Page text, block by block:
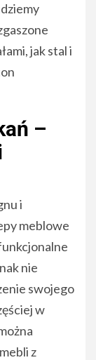
jak stal i
–
i
meblowe
nie
swojego
w
z